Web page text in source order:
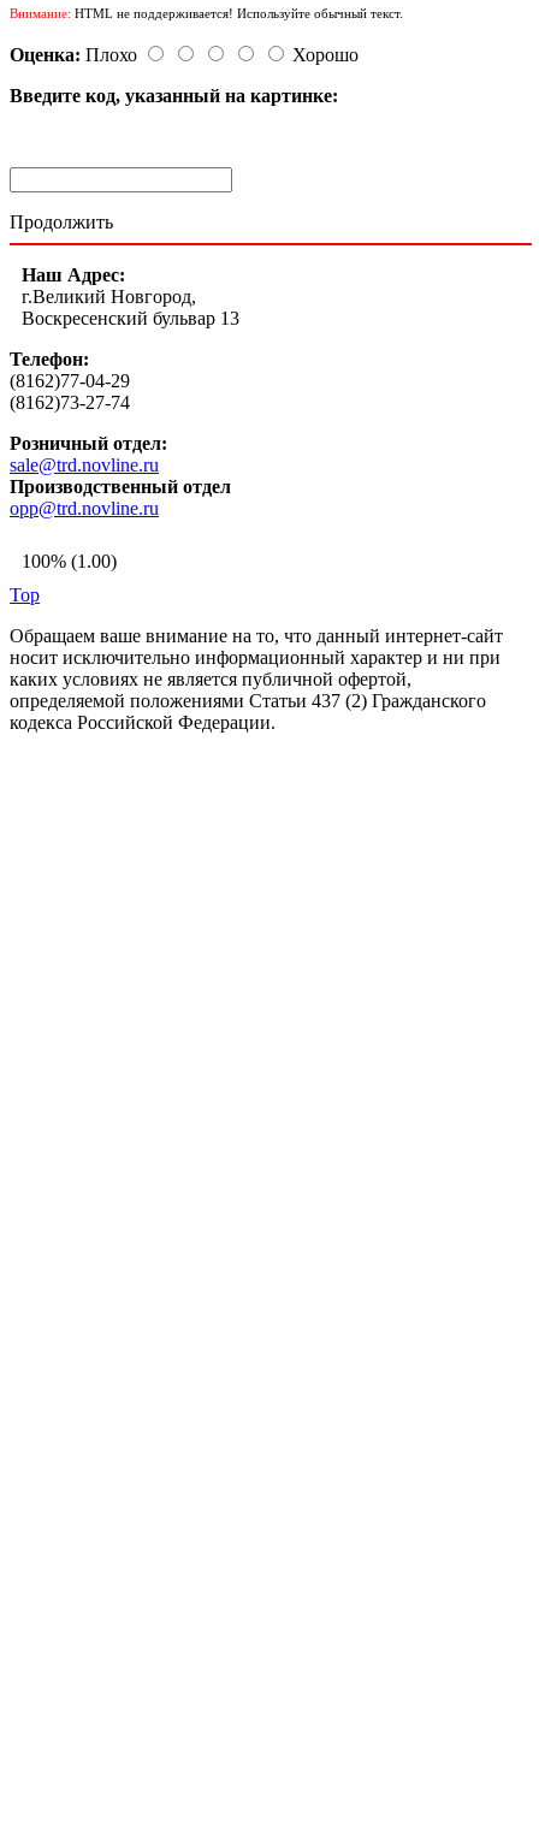
Внимание: HTML не поддерживается! Используйте обычный текст.
Оценка: Плохо
Хорошо
Введите код, указанный на картинке:
Продолжить
Наш Адрес:
г.Великий Новгород,
Воскресенский бульвар 13
Телефон:
(8162)77-04-29
(8162)73-27-74
Розничный отдел:
sale@trd.novline.ru
Производственный отдел
opp@trd.novline.ru
100% (1.00)
Top
Обращаем ваше внимание на то, что данный интернет-сайт
носит исключительно информационный характер и ни при
каких условиях не является публичной офертой,
определяемой положениями Статьи 437 (2) Гражданского
кодекса Российской Федерации.